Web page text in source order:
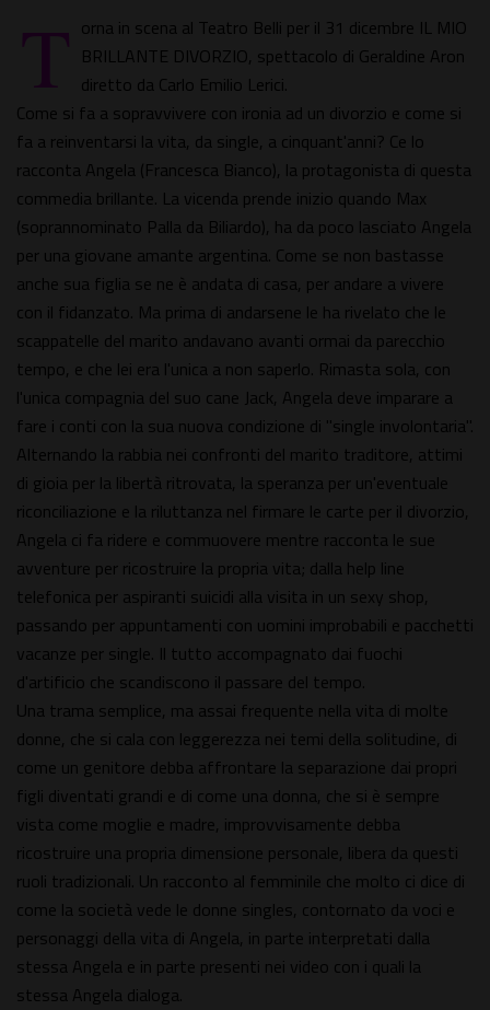
T orna in scena al Teatro Belli per il 31 dicembre IL MIO
BRILLANTE DIVORZIO, spettacolo di Geraldine Aron
diretto da Carlo Emilio Lerici.
Come si fa a sopravvivere con ironia ad un divorzio e come si
fa a reinventarsi la vita, da single, a cinquant'anni? Ce lo
racconta Angela (Francesca Bianco), la protagonista di questa
commedia brillante. La vicenda prende inizio quando Max
(soprannominato Palla da Biliardo), ha da poco lasciato Angela
per una giovane amante argentina. Come se non bastasse
anche sua figlia se ne è andata di casa, per andare a vivere
con il fidanzato. Ma prima di andarsene le ha rivelato che le
scappatelle del marito andavano avanti ormai da parecchio
tempo, e che lei era l'unica a non saperlo. Rimasta sola, con
l'unica compagnia del suo cane Jack, Angela deve imparare a
fare i conti con la sua nuova condizione di "single involontaria".
Alternando la rabbia nei confronti del marito traditore, attimi
di gioia per la libertà ritrovata, la speranza per un'eventuale
riconciliazione e la riluttanza nel firmare le carte per il divorzio,
Angela ci fa ridere e commuovere mentre racconta le sue
avventure per ricostruire la propria vita; dalla help line
telefonica per aspiranti suicidi alla visita in un sexy shop,
passando per appuntamenti con uomini improbabili e pacchetti
vacanze per single. Il tutto accompagnato dai fuochi
d'artificio che scandiscono il passare del tempo.
Una trama semplice, ma assai frequente nella vita di molte
donne, che si cala con leggerezza nei temi della solitudine, di
come un genitore debba affrontare la separazione dai propri
figli diventati grandi e di come una donna, che si è sempre
vista come moglie e madre, improvvisamente debba
ricostruire una propria dimensione personale, libera da questi
ruoli tradizionali. Un racconto al femminile che molto ci dice di
come la società vede le donne singles, contornato da voci e
personaggi della vita di Angela, in parte interpretati dalla
stessa Angela e in parte presenti nei video con i quali la
stessa Angela dialoga.